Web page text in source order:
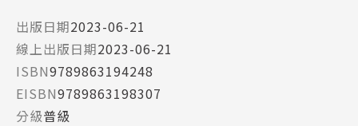
出版日期2023-06-21
線上出版日期2023-06-21
ISBN9789863194248
EISBN9789863198307
分級普級